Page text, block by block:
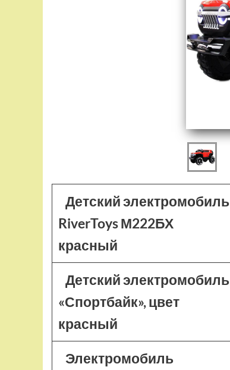
Детский электромобиль
RiverToys М222БХ
красный
Детский электромобиль
«Спортбайк», цвет
красный
Электромобиль